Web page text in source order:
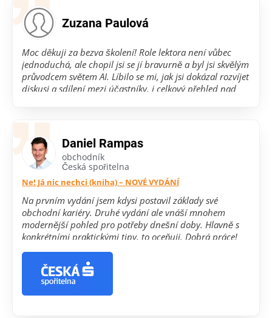
Zuzana Paulová
Moc děkuji za bezva školení! Role lektora není vůbec
jednoduchá, ale chopil jsi se jí bravurně a byl jsi skvělým
průvodcem světem AI. Líbilo se mi, jak jsi dokázal rozvíjet
diskusi a sdílení mezi účastníky, i celkový přehled nad
Daniel Rampas
obchodník
Česká spořitelna
Ne! Já nic nechci (kniha) – NOVÉ VYDÁNÍ
Na prvním vydání jsem kdysi postavil základy své
obchodní kariéry. Druhé vydání ale vnáší mnohem
modernější pohled pro potřeby dnešní doby. Hlavně s
konkrétními praktickými tipy, to oceňuji. Dobrá práce!